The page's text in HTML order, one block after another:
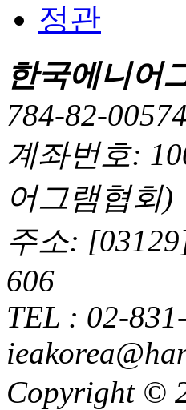
정관
한국에니어
784-82-00574
계좌번호:
어그램협회)
주소:
606
TEL : 02-
Copyright ©